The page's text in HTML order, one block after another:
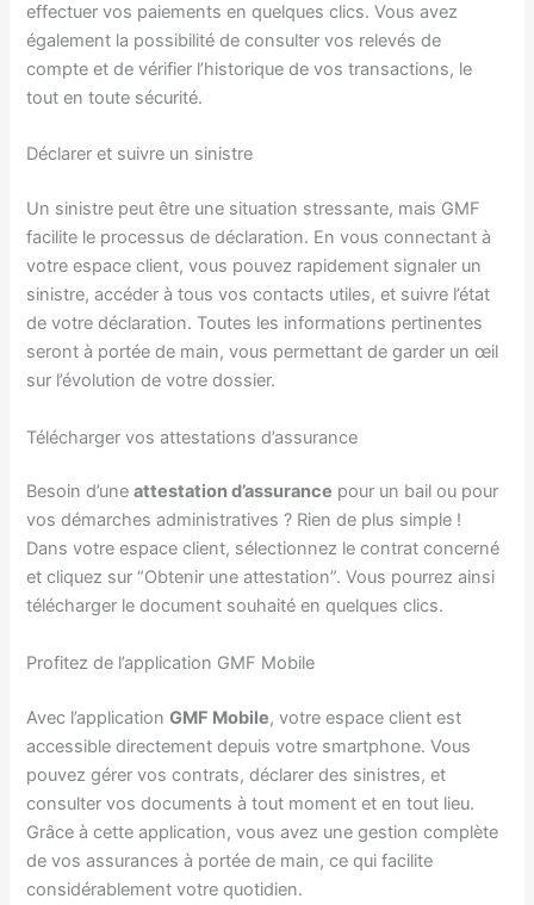
effectuer vos paiements en quelques clics. Vous avez
également la possibilité de consulter vos relevés de
compte et de vérifier l’historique de vos transactions, le
tout en toute sécurité.
Déclarer et suivre un sinistre
Un sinistre peut être une situation stressante, mais GMF
facilite le processus de déclaration. En vous connectant à
votre espace client, vous pouvez rapidement signaler un
sinistre, accéder à tous vos contacts utiles, et suivre l’état
de votre déclaration. Toutes les informations pertinentes
seront à portée de main, vous permettant de garder un œil
sur l’évolution de votre dossier.
Télécharger vos attestations d’assurance
Besoin d’uneattestation d’assurance pour un bail ou pour
vos démarches administratives ? Rien de plus simple !
Dans votre espace client, sélectionnez le contrat concerné
et cliquez sur “Obtenir une attestation”. Vous pourrez ainsi
télécharger le document souhaité en quelques clics.
Profitez de l’application GMF Mobile
Avec l’applicationGMF Mobile, votre espace client est
accessible directement depuis votre smartphone. Vous
pouvez gérer vos contrats, déclarer des sinistres, et
consulter vos documents à tout moment et en tout lieu.
Grâce à cette application, vous avez une gestion complète
de vos assurances à portée de main, ce qui facilite
considérablement votre quotidien.